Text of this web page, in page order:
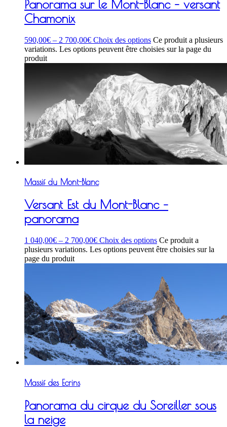
Panorama sur le Mont-Blanc – versant
Chamonix
590,00€ – 2 700,00€ Choix des options Ce produit a plusieurs
variations. Les options peuvent être choisies sur la page du
produit
Massif du Mont-Blanc
Versant Est du Mont-Blanc –
panorama
1 040,00€ – 2 700,00€ Choix des options Ce produit a
plusieurs variations. Les options peuvent être choisies sur la
page du produit
Massif des Ecrins
Panorama du cirque du Soreiller sous
la neige